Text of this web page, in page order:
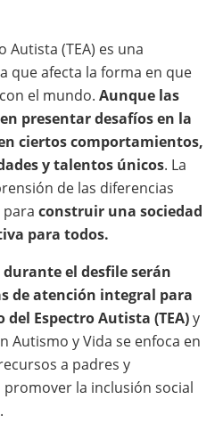
Autista (TEA) es una
que afecta la forma en que
el mundo. Aunque las
presentar desafíos en la
ciertos comportamientos,
y talentos únicos. La
de las diferencias
para construir una sociedad
para todos.
el desfile serán
de atención integral para
Espectro Autista (TEA)y
Autismo y Vida se enfoca en
a padres y
la inclusión social